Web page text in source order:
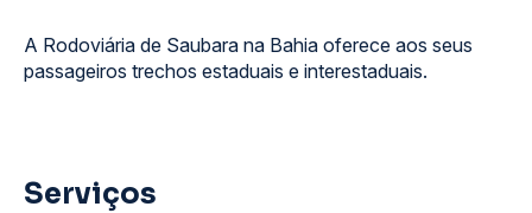
A Rodoviária de Saubara na Bahia oferece aos seus
passageiros trechos estaduais e interestaduais.
Serviços